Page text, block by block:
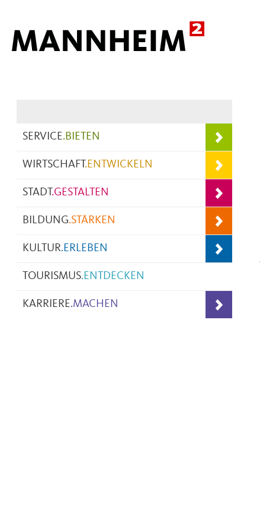
SERVICE.BIETEN
WIRTSCHAFT.ENTWICKELN
STADT.GESTALTEN
BILDUNG.STÄRKEN
KULTUR.ERLEBEN
TOURISMUS.ENTDECKEN
KARRIERE.MACHEN